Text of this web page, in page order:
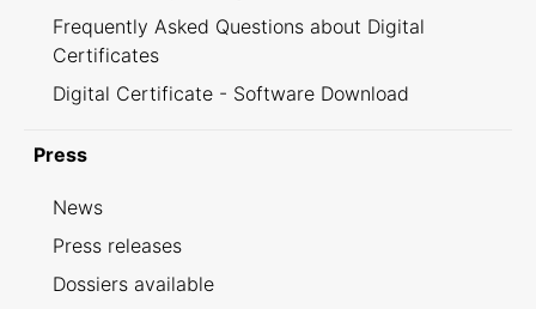
Frequently Asked Questions about Digital
Certificates
Digital Certificate - Software Download
Press
News
Press releases
Dossiers available